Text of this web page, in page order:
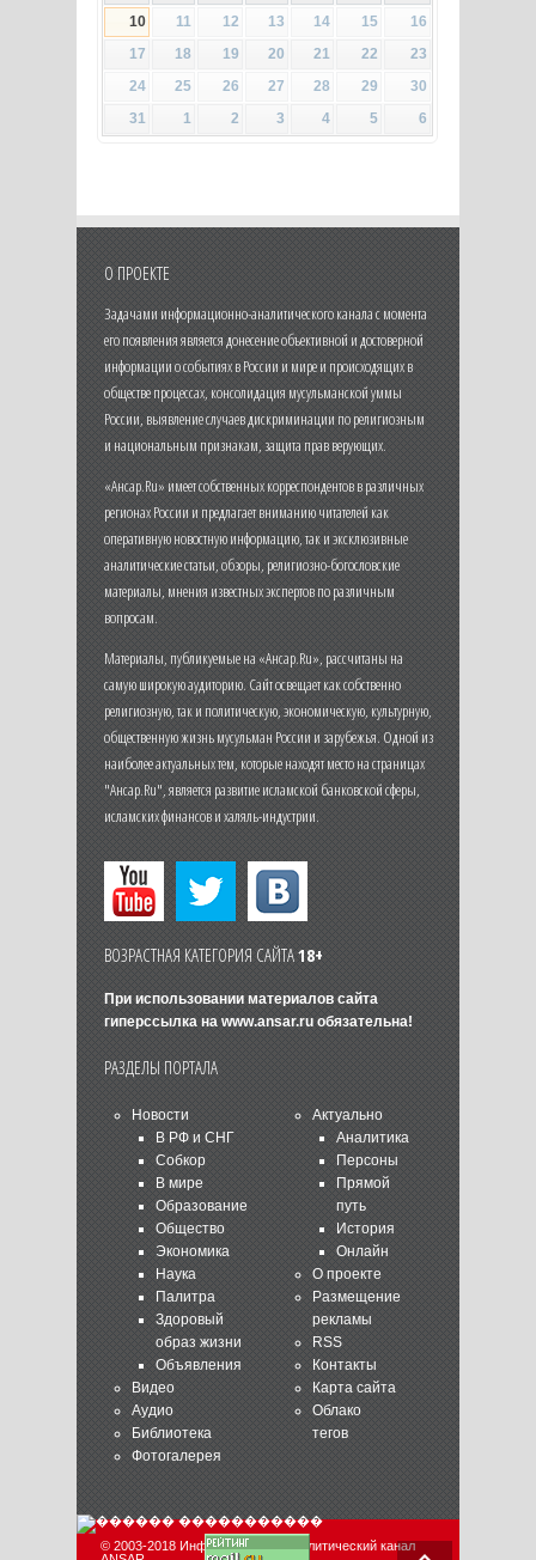
10
11 12 13 14 15
16
17
18 19 20 21 22
23
24
25 26 27 28 29
30
31
1 2 3 4 5 6
О ПРОЕКТЕ
Задачами информационно-аналитического канала с момента
его появления является донесение объективной и достоверной
информации о событиях в России и мире и происходящих в
обществе процессах, консолидация мусульманской уммы
России, выявление случаев дискриминации по религиозным
и национальным признакам, защита прав верующих.
«Ансар.Ru» имеет собственных корреспондентов в различных
регионах России и предлагает вниманию читателей как
оперативную новостную информацию, так и эксклюзивные
аналитические статьи, обзоры, религиозно-богословские
материалы, мнения известных экспертов по различным
вопросам.
Материалы, публикуемые на «Ансар.Ru», рассчитаны на
самую широкую аудиторию. Сайт освещает как собственно
религиозную, так и политическую, экономическую, культурную,
общественную жизнь мусульман России и зарубежья. Одной из
наиболее актуальных тем, которые находят место на страницах
"Ансар.Ru", является развитие исламской банковской сферы,
исламских финансов и халяль-индустрии.
ВОЗРАСТНАЯ КАТЕГОРИЯ САЙТА18+
При использовании материалов сайта
гиперссылка на www.ansar.ruобязательна!
РАЗДЕЛЫ ПОРТАЛА
Новости
В РФ и СНГ
Собкор
В мире
Образование
Общество
Экономика
Наука
Палитра
Здоровый
образ жизни
Объявления
Видео
Аудио
Библиотека
Фотогалерея
Актуально
Аналитика
Персоны
Прямой
путь
История
Онлайн
О проекте
Размещение
рекламы
RSS
Контакты
Карта сайта
Облако
тегов
© 2003-2018 Информационно-аналитический канал